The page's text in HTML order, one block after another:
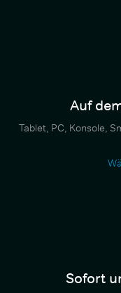
Auf
Tablet, PC, Konsole,
Sofort